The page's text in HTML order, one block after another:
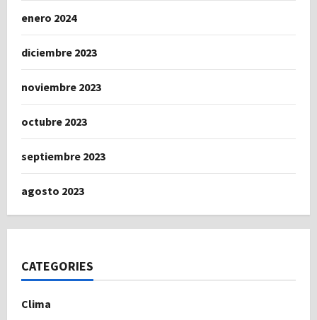
enero 2024
diciembre 2023
noviembre 2023
octubre 2023
septiembre 2023
agosto 2023
CATEGORIES
Clima